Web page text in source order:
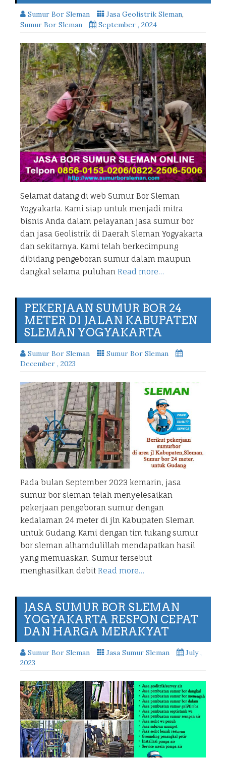
Sumur Bor Sleman Jasa Geolistrik Sleman,
Sumur Bor Sleman
September , 2024
Selamat datang di web Sumur Bor Sleman
Yogyakarta. Kami siap untuk menjadi mitra
bisnis Anda dalam pelayanan jasa sumur bor
dan jasa Geolistrik di Daerah Sleman Yogyakarta
dan sekitarnya. Kami telah berkecimpung
dibidang pengeboran sumur dalam maupun
dangkal selama puluhan Read more…
PEKERJAAN SUMUR BOR 24
METER DI JALAN KABUPATEN
SLEMAN YOGYAKARTA
Sumur Bor Sleman
Sumur Bor Sleman
December , 2023
Pada bulan September 2023 kemarin, jasa
sumur bor sleman telah menyelesaikan
pekerjaan pengeboran sumur dengan
kedalaman 24 meter di jln Kabupaten Sleman
untuk Gudang. Kami dengan tim tukang sumur
bor sleman alhamdulillah mendapatkan hasil
yang memuaskan. Sumur tersebut
menghasilkan debit Read more…
JASA SUMUR BOR SLEMAN
YOGYAKARTA RESPON CEPAT
DAN HARGA MERAKYAT
Sumur Bor Sleman Jasa Sumur Sleman
July ,
2023